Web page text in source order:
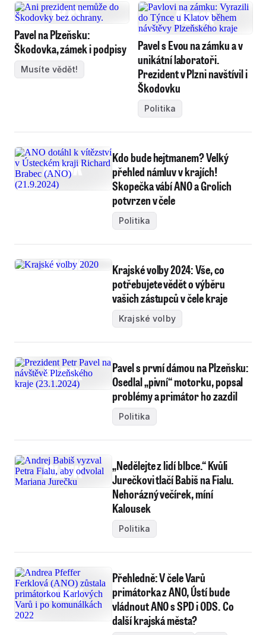
Pavel na Plzeňsku:
Škodovka, zámek i podpisy
Musíte vědět!
Pavel s Evou na zámku a v
unikátní laboratoři.
Prezident v Plzni navštívil i
Škodovku
Politika
Kdo bude hejtmanem? Velký
přehled námluv v krajích!
Skopečka vábí ANO a Grolich
potvrzen v čele
Politika
Krajské volby 2024: Vše, co
potřebujete vědět o výběru
vašich zástupců v čele kraje
Krajské volby
Pavel s první dámou na Plzeňsku:
Osedlal „pivní“ motorku, popsal
problémy a primátor ho zazdil
Politika
„Nedělejte z lidí blbce.“ Kvůli
Jurečkovi tlačí Babiš na Fialu.
Nehorázný večírek, míní
Kalousek
Politika
Přehledně: V čele Varů
primátorka z ANO, Ústí bude
vládnout ANO s SPD i ODS. Co
další krajská města?